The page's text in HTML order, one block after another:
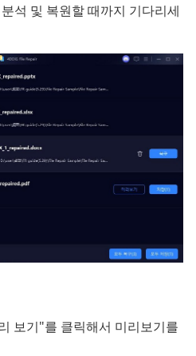
석 및 복원할 때까지 기다리세
보기"를 클릭해서 미리보기를